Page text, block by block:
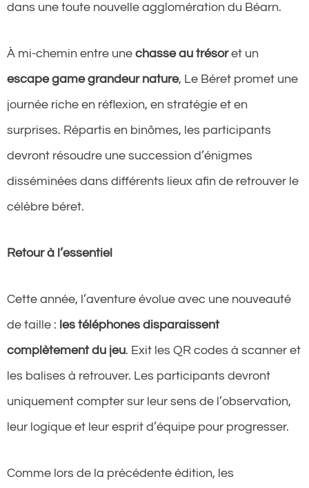
dans une toute nouvelle agglomération du Béarn.
À mi-chemin entre une chasse au trésoret un
escape game grandeur nature, Le Béret promet une
journée riche en réflexion, en stratégie et en
surprises. Répartis en binômes, les participants
devront résoudre une succession d’énigmes
disséminées dans différents lieux afin de retrouver le
célèbre béret.
Retour à l’essentiel
Cette année, l’aventure évolue avec une nouveauté
de taille : les téléphones disparaissent
complètement du jeu. Exit les QR codes à scanner et
les balises à retrouver. Les participants devront
uniquement compter sur leur sens de l’observation,
leur logique et leur esprit d’équipe pour progresser.
Comme lors de la précédente édition, les